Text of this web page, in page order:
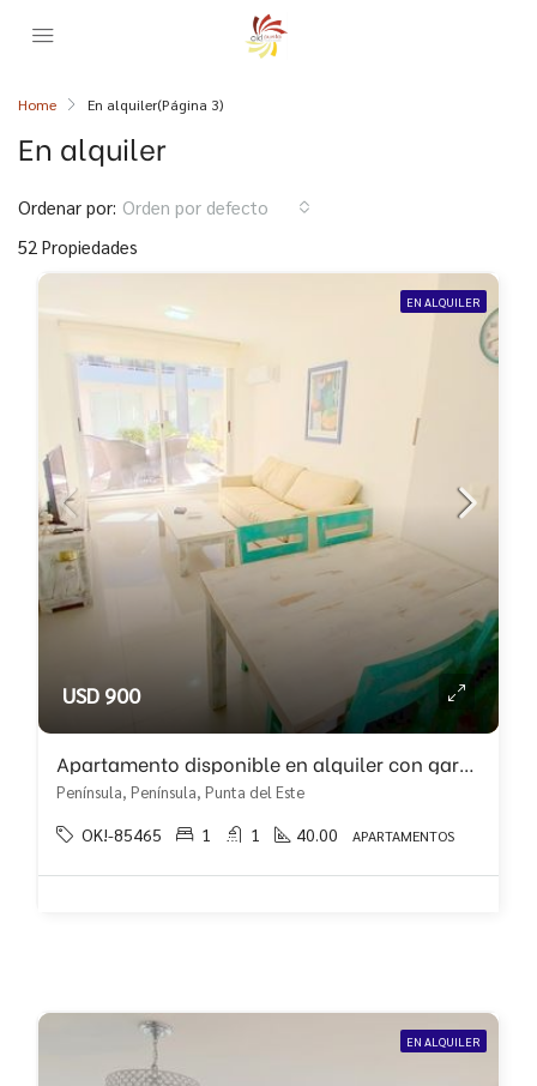
Home En alquiler(Página 3)
En alquiler
52 Propiedades
Ordenar por: Orden por defecto
EN ALQUILER
USD 900
Apartamento disponible en alquiler con garaje en subsuelo!
Península, Península, Punta del Este
OK!-85465 1 1 40.00 APARTAMENTOS
EN ALQUILER